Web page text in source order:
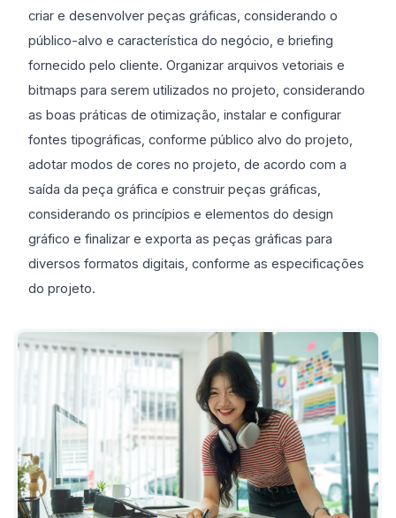
criar e desenvolver peças gráficas, considerando o
público-alvo e característica do negócio, e briefing
fornecido pelo cliente. Organizar arquivos vetoriais e
bitmaps para serem utilizados no projeto, considerando
as boas práticas de otimização, instalar e configurar
fontes tipográficas, conforme público alvo do projeto,
adotar modos de cores no projeto, de acordo com a
saída da peça gráfica e construir peças gráficas,
considerando os princípios e elementos do design
gráfico e finalizar e exporta as peças gráficas para
diversos formatos digitais, conforme as especificações
do projeto.